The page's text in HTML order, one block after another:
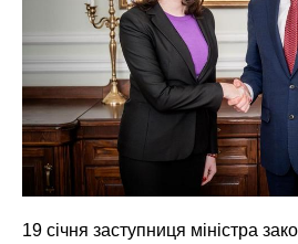
19 січня заступниця міністра